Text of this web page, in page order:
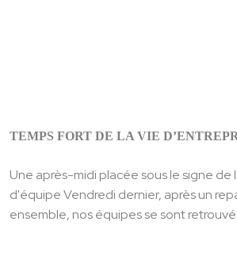
TEMPS FORT DE LA VIE
Une après-midi placée sous le signe de
d'équipe Vendredi dernier, après un
ensemble, nos équipes se sont